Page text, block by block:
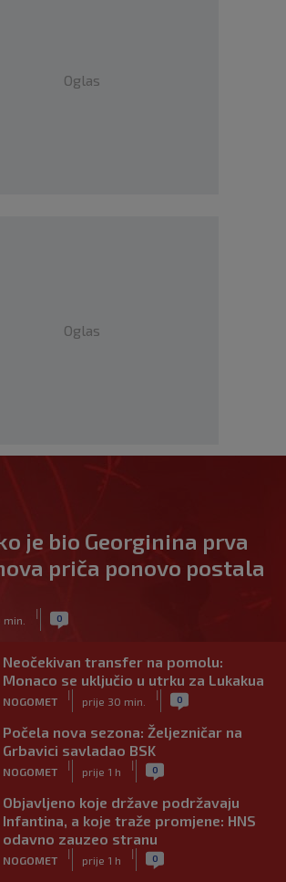
Oglas
Oglas
je bio Georginina prva
priča ponovo postala
| 0
Neočekivan transfer na pomolu:
Monaco se uključio u utrku za Lukakua
NOGOMET
|
prije 30 min.
| 0
Počela nova sezona: Željezničar na
Grbavici savladao BSK
NOGOMET
|
prije 1 h
| 0
Objavljeno koje države podržavaju
Infantina, a koje traže promjene: HNS
odavno zauzeo stranu
NOGOMET
|
prije 1 h
| 0